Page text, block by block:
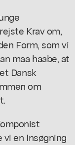
Krav om,
Form, som vi
maa haabe, at
Dansk
om
en Insøgning